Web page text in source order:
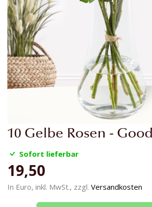
10 Gelbe Rosen -
Sofort lieferbar
19,50
In Euro, inkl. MwSt., zzgl. Versandkosten
Zum
Anfang
der
springen